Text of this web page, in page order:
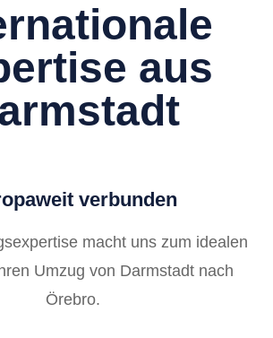
aus
verbunden
macht uns zum idealen
Umzug von Darmstadt nach
Örebro.